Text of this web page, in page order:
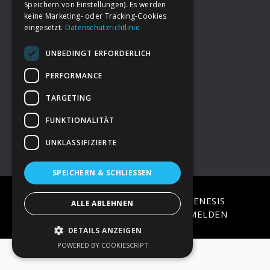
FooterDeine Spende
→ Impressum
→Kontakt zum PAO Team
COPYRIGHT © 2026 · ON
GENESIS
FRAMEWORK·WORDPRESS·ANMELDEN
Speichern von Einstellungen). Es werden
keine Marketing- oder Tracking-Cookies
eingesetzt. Datenschutzrichtlinie
UNBEDINGT ERFORDERLICH
PERFORMANCE
TARGETING
FUNKTIONALITÄT
UNKLASSIFIZIERTE
SPEICHERN & SCHLIESSEN
ALLE ABLEHNEN
DETAILS ANZEIGEN
POWERED BY COOKIESCRIPT